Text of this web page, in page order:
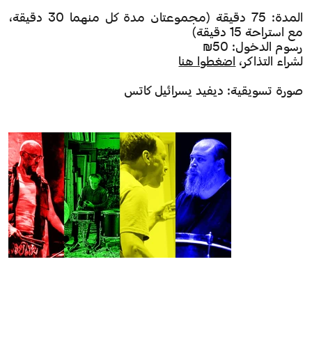
المدة: 75 دقيقة (مجموعتان مدة كل منهما 30 دقيقة،
مع استراحة 15 دقيقة)
رسوم الدخول: 50₪
لشراء التذاكر، اضغطوا هنا
صورة تسويقية: ديفيد يسرائيل كاتس